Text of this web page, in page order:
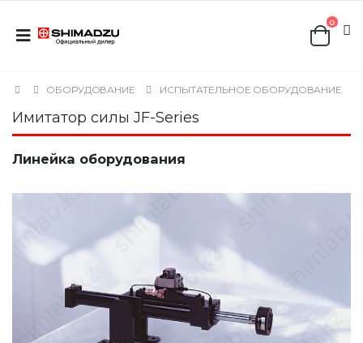
0
ОБОРУДОВАНИЕ ИСПЫТАТЕЛЬНОЕ ОБОРУДОВАНИЕ
Имитатор силы JF-Series
Линейка оборудования